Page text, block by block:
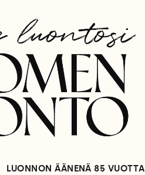
LUONNON ÄÄNENÄ 85 VUOTTA